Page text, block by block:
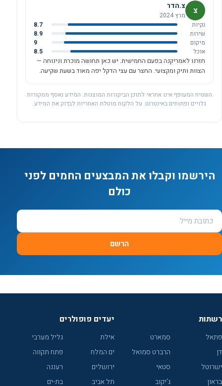
צ צ.הדר
מרץ 2024
נקיות
8.7
שירות
8.9
מיקום
9
אוכל
8.5
חזרנו לאמריקנה בפעם החמישית. יש כאן תחושה מוכרת ונינוחה —
הצוות ותיק ומקצועי. החצר עם עצי הדקל יפה מאוד בשעת שקיעה.
השטיח המעופף אינו אחראי לתוכן הביקורות המוצגות. המידע נאסף ממקורות
גלויים ופתוחים באינטרנט. על הלקוח מוטלת האחריות לבדוק את המידע.
הירשמו וקבלו את המבצעים החמים לפני
כולם
הרשם
רשתות
פתאל
דן
ישרוטל
בראון
סמארט
הרברט סמואל
סטאי
ג'יקוב
יעדים פופולרים
אילת
ים המלח
ירושלים
תל אביב
גליל מערבי
פתח תקווה
רעננה
בת-ים